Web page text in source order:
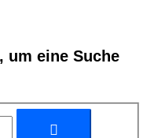
um eine Suche